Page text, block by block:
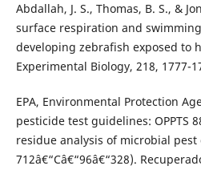
Abdallah, J. S., Thomas, B. S., &
surface respiration and
developing zebrafish exposed to
Experimental Biology, 218, 1777-
EPA, Environmental Protection
pesticide test guidelines: OPPTS
residue analysis of microbial pest
712â€“Câ€“96â€“328).